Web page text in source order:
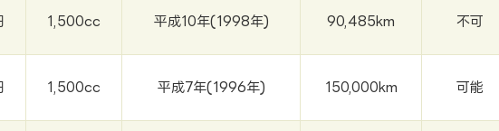
1,500cc 平成10年(1998年) 90,485km 不可
1,500cc 平成7年(1996年) 150,000km 可能